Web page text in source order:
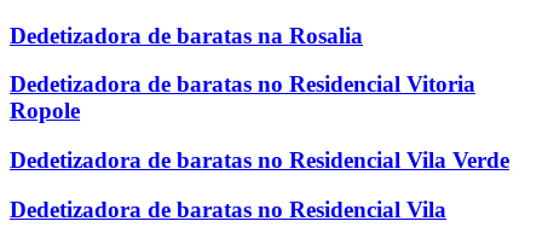
Dedetizadora de baratas na Rosalia
Dedetizadora de baratas no Residencial Vitoria
Ropole
Dedetizadora de baratas no Residencial Vila Verde
Dedetizadora de baratas no Residencial Vila